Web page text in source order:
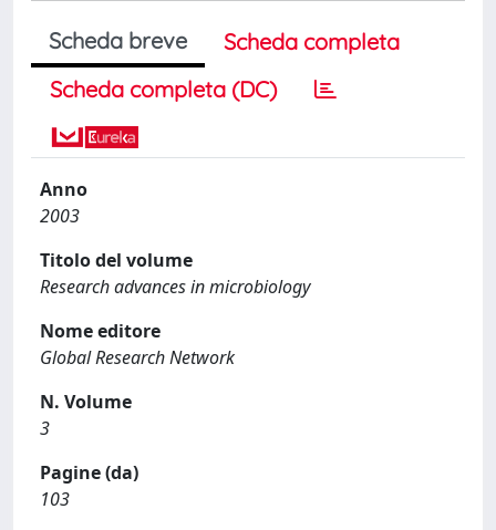
Scheda breve
Scheda completa
Scheda completa (DC)
Anno
2003
Titolo del volume
Research advances in microbiology
Nome editore
Global Research Network
N. Volume
3
Pagine (da)
103